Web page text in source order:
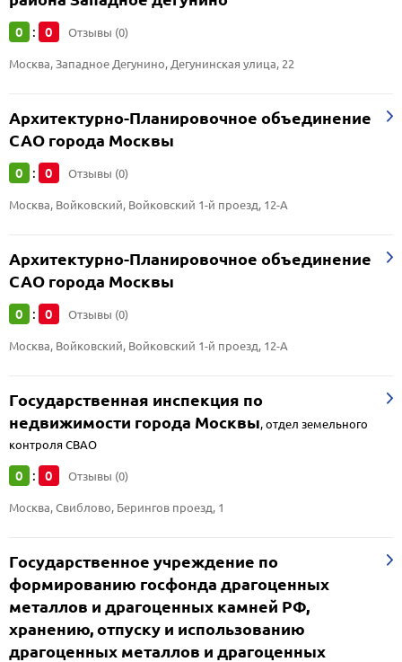
0 : 0 Отзывы (0)
Москва, Западное Дегунино, Дегунинская улица, 22
Архитектурно-Планировочное объединение
САО города Москвы
0 : 0 Отзывы (0)
Москва, Войковский, Войковский 1-й проезд, 12-А
Архитектурно-Планировочное объединение
САО города Москвы
0 : 0 Отзывы (0)
Москва, Войковский, Войковский 1-й проезд, 12-А
Государственная инспекция по
недвижимости города Москвы,отдел земельного
контроля СВАО
0 : 0 Отзывы (0)
Москва, Свиблово, Берингов проезд, 1
Государственное учреждение по
формированию госфонда драгоценных
металлов и драгоценных камней РФ,
хранению, отпуску и использованию
драгоценных металлов и драгоценных